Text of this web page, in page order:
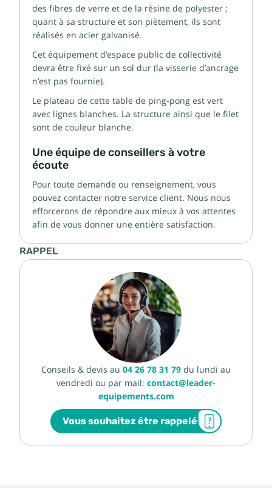
des fibres de verre et de la résine de polyester ;
quant à sa structure et son piètement, ils sont
réalisés en acier galvanisé.
Cet équipement d’espace public de collectivité
devra être fixé sur un sol dur (la visserie d’ancrage
n’est pas fournie).
Le plateau de cette table de ping-pong est vert
avec lignes blanches. La structure ainsi que le filet
sont de couleur blanche.
Une équipe de conseillers à votre
écoute
Pour toute demande ou renseignement, vous
pouvez contacter notre service client. Nous nous
efforcerons de répondre aux mieux à vos attentes
afin de vous donner une entière satisfaction.
RAPPEL
Conseils & devis au 04 26 78 31 79 du lundi au
vendredi ou par mail: contact@leader-
equipements.com
Vous souhaitez être rappelé